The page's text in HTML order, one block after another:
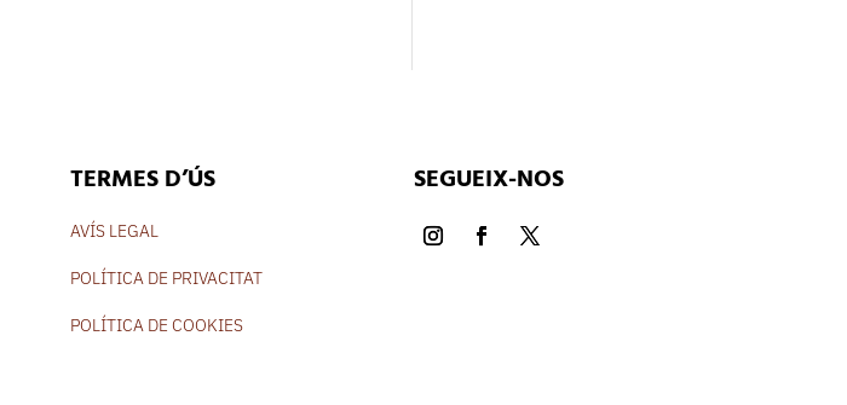
TERMES D’ÚS
AVÍS LEGAL
POLÍTICA DE PRIVACITAT
POLÍTICA DE COOKIES
SEGUEIX-NOS